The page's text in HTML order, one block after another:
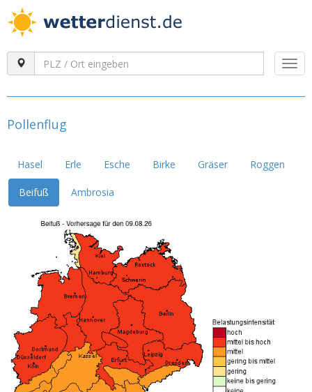
Pollenflug
Hasel Erle Esche Birke Gräser Roggen
Beifuß Ambrosia